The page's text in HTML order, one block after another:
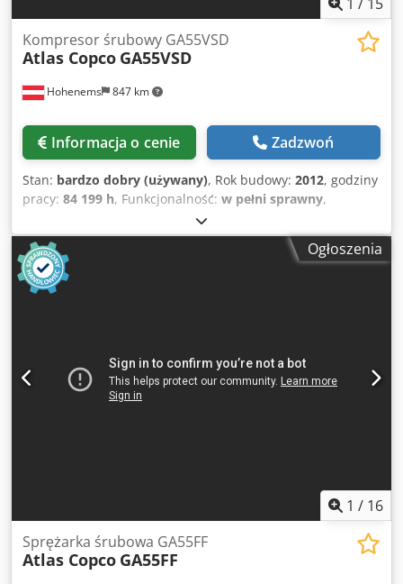
niezawodne źródło sprężonego powietrza. Opcjonalnie
dostępny zbiornik sprężonego powietrza, nowy lub
używany.
Hohenems 847 km
Kompresor śrubowy GA55VSD
Atlas Copco GA55VSD
Informacja o cenie Zadzwoń
Stan: bardzo dobry (używany), Rok budowy: 2012, godziny
pracy: 84 199 h, Funkcjonalność: w pełni sprawny,
Sprężarka śrubowa Atlas Copco GA55VSD. Cedpfoypl U Djx
Aayeha 55 kW 13 bar 10,30 m3/min Zintegrowany falownik
Ogłoszenia
1 / 16
Sprężarka śrubowa GA55FF
Atlas Copco GA55FF